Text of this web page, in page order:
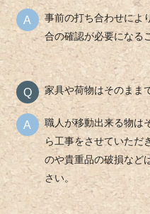
事前の打ち合わせによ
合の確認が必要になる
家具や荷物はそのまま
職人が移動出来る物は
ら工事をさせていただ
のや貴重品の破損など
さい。